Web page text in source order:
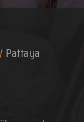
/Pattaya